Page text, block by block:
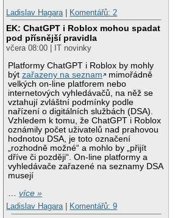
Ladislav Hagara
Komentářů: 2
EK: ChatGPT i Roblox mohou spadat
pod přísnější pravidla
včera 08:00 | IT novinky
Platformy ChatGPT i Roblox by mohly
býtzařazeny na seznam
mimořádně
velkých on-line platforem nebo
internetových vyhledávačů, na něž se
vztahují zvláštní podmínky podle
nařízení o digitálních službách (DSA).
Vzhledem k tomu, že ChatGPT i Roblox
oznámily počet uživatelů nad prahovou
hodnotou DSA, je toto označení
„rozhodně možné“ a mohlo by „přijít
dříve či později“. On-line platformy a
vyhledávače zařazené na seznamy DSA
musejí
…více »
Ladislav Hagara| Komentářů: 9